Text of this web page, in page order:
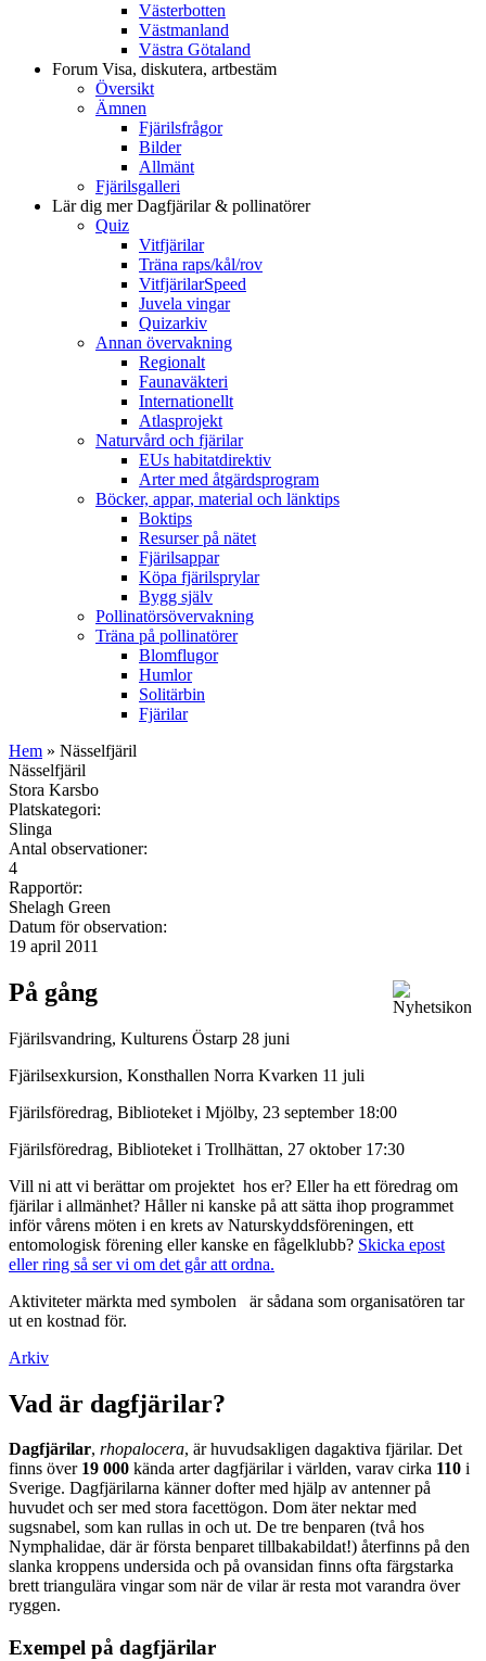
Västerbotten
Västmanland
Västra Götaland
Forum Visa, diskutera, artbestäm
Översikt
Ämnen
Fjärilsfrågor
Bilder
Allmänt
Fjärilsgalleri
Lär dig merDagfjärilar & pollinatörer
Quiz
Vitfjärilar
Träna raps/kål/rov
VitfjärilarSpeed
Juvela vingar
Quizarkiv
Annan övervakning
Regionalt
Faunaväkteri
Internationellt
Atlasprojekt
Naturvård och fjärilar
EUs habitatdirektiv
Arter med åtgärdsprogram
Böcker, appar, material och länktips
Boktips
Resurser på nätet
Fjärilsappar
Köpa fjärilsprylar
Bygg själv
Pollinatörsövervakning
Träna på pollinatörer
Blomflugor
Humlor
Solitärbin
Fjärilar
Hem » Nässelfjäril
Nässelfjäril
Stora Karsbo
Platskategori:
Slinga
Antal observationer:
4
Rapportör:
Shelagh Green
Datum för observation:
19 april 2011
På gång
Fjärilsvandring, Kulturens Östarp 28 juni
Fjärilsexkursion, Konsthallen Norra Kvarken 11 juli
Fjärilsföredrag, Biblioteket i Mjölby, 23 september 18:00
Fjärilsföredrag, Biblioteket i Trollhättan, 27 oktober 17:30
Vill ni att vi berättar om projektet hos er? Eller ha ett föredrag om
fjärilar i allmänhet? Håller ni kanske på att sätta ihop programmet
inför vårens möten i en krets av Naturskyddsföreningen, ett
entomologisk förening eller kanske en fågelklubb? Skicka epost
eller ring så ser vi om det går att ordna.
Aktiviteter märkta med symbolen
är sådana som organisatören tar
ut en kostnad för.
Arkiv
Vad är dagfjärilar?
Dagfjärilar, rhopalocera, är huvudsakligen dagaktiva fjärilar. Det
finns över 19 000 kända arter dagfjärilar i världen, varav cirka 110 i
Sverige. Dagfjärilarna känner dofter med hjälp av antenner på
huvudet och ser med stora facettögon. Dom äter nektar med
sugsnabel, som kan rullas in och ut. De tre benparen (två hos
Nymphalidae, där är första benparet tillbakabildat!) återfinns på den
slanka kroppens undersida och på ovansidan finns ofta färgstarka
brett triangulära vingar som när de vilar är resta mot varandra över
ryggen.
Exempel på dagfjärilar